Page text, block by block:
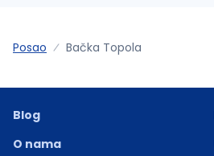
Posao Bačka Topola
Blog
O nama